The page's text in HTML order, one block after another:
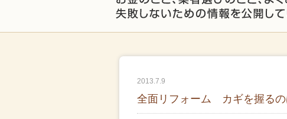
2013.7.9
全面リフォーム カギを握るの